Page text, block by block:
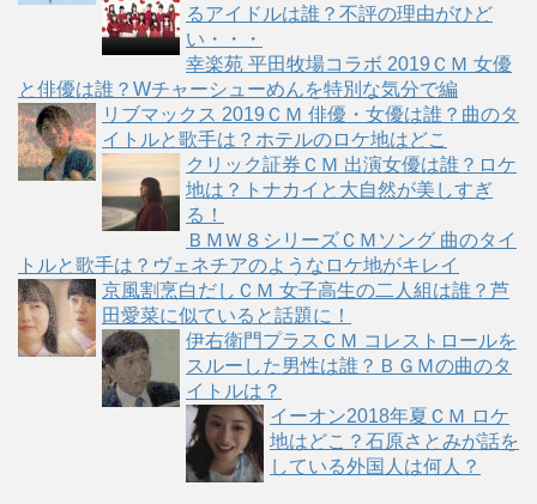
るアイドルは誰？不評の理由がひど
い・・・
幸楽苑 平田牧場コラボ 2019ＣＭ 女優
と俳優は誰？Wチャーシューめんを特別な気分で編
リブマックス 2019ＣＭ 俳優・女優は誰？曲のタ
イトルと歌手は？ホテルのロケ地はどこ
クリック証券ＣＭ 出演女優は誰？ロケ
地は？トナカイと大自然が美しすぎ
る！
ＢＭＷ８シリーズＣＭソング 曲のタイ
トルと歌手は？ヴェネチアのようなロケ地がキレイ
京風割烹白だしＣＭ 女子高生の二人組は誰？芦
田愛菜に似ていると話題に！
伊右衛門プラスＣＭ コレストロールを
スルーした男性は誰？ＢＧＭの曲のタ
イトルは？
イーオン2018年夏ＣＭ ロケ
地はどこ？石原さとみが話を
している外国人は何人？